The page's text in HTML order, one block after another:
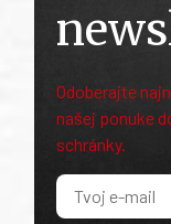
Odoberajte
našej ponuke
schránky.